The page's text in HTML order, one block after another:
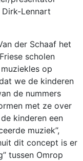
Lennart
der Schaaf het
scholen
op
we de kinderen
de nummers
met ze over
kinderen een
muziek’’,
dit concept is er
tussen Omrop